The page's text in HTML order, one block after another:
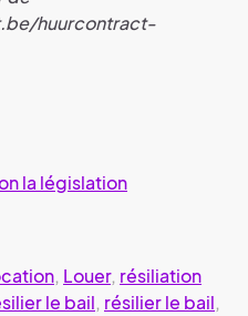
huurcontract-
la législation
, Louer, résiliation
le bail, résilier le bail,